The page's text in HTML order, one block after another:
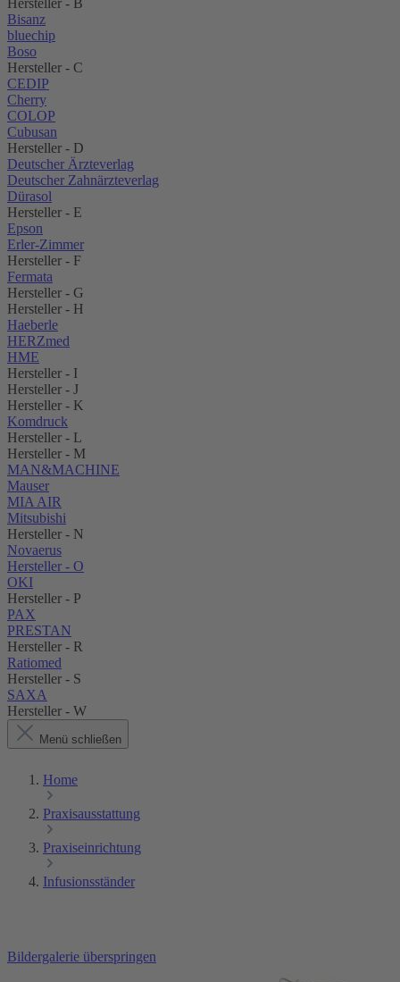
Hersteller - B
Bisanz
bluechip
Boso
Hersteller - C
CEDIP
Cherry
COLOP
Cubusan
Hersteller - D
Deutscher Ärzteverlag
Deutscher Zahnärzteverlag
Dürasol
Hersteller - E
Epson
Erler-Zimmer
Hersteller - F
Fermata
Hersteller - G
Hersteller - H
Haeberle
HERZmed
HME
Hersteller - I
Hersteller - J
Hersteller - K
Komdruck
Hersteller - L
Hersteller - M
MAN&MACHINE
Mauser
MIA AIR
Mitsubishi
Hersteller - N
Novaerus
Hersteller - O
OKI
Hersteller - P
PAX
PRESTAN
Hersteller - R
Ratiomed
Hersteller - S
SAXA
Hersteller - W
Menü schließen
Home
Praxisausstattung
Praxiseinrichtung
Infusionsständer
Bildergalerie überspringen